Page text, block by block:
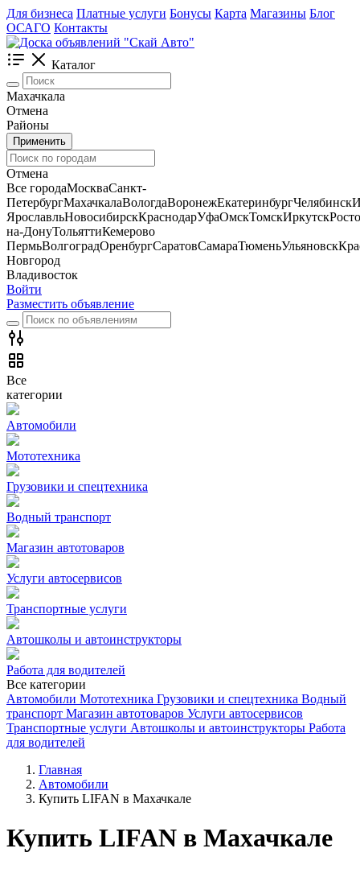
Для бизнеса Платные услуги Бонусы Карта Магазины Блог
ОСАГО Контакты
Каталог
Махачкала
Отмена
Районы
Применить
Отмена
Все городаМоскваСанкт-
ПетербургМахачкалаВологдаВоронежЕкатеринбургЧелябинск
ЯрославльНовосибирскКраснодарУфаОмскТомскИркутск
на-ДонуТольяттиКемерово
ПермьВолгоградОренбургСаратовСамараТюменьУльяновск
Новгород
Владивосток
Войти
Разместить объявление
Все
категории
Автомобили
Мототехника
Грузовики и спецтехника
Водный транспорт
Магазин автотоваров
Услуги автосервисов
Транспортные услуги
Автошколы и автоинструкторы
Работа для водителей
Все категории
Автомобили Мототехника Грузовики и спецтехника Водный
транспорт Магазин автотоваров Услуги автосервисов
Транспортные услуги Автошколы и автоинструкторы Работа
для водителей
Главная
Автомобили
Купить LIFAN в Махачкале
Купить LIFAN в Махачкале